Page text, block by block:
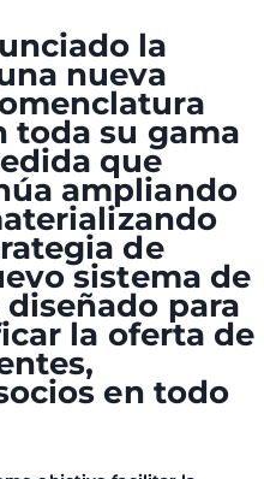
la
nueva
toda su gama
que
ampliando
de
sistema de
para
la oferta de
en todo